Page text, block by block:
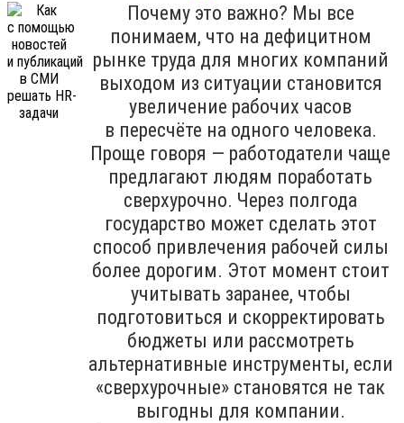
Почему это важно? Мы все
понимаем, что на дефицитном
рынке труда для многих компаний
выходом из ситуации становится
увеличение рабочих часов
в пересчёте на одного человека.
Проще говоря — работодатели чаще
предлагают людям поработать
сверхурочно. Через полгода
государство может сделать этот
способ привлечения рабочей силы
более дорогим. Этот момент стоит
учитывать заранее, чтобы
подготовиться и скорректировать
бюджеты или рассмотреть
альтернативные инструменты, если
«сверхурочные» становятся не так
выгодны для компании.